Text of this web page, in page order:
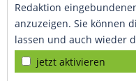
Redaktion
anzuzeigen. Sie können
lassen und auch wieder
jetzt aktivieren